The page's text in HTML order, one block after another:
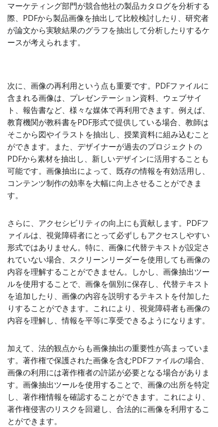
マーケティング部門が競合他社の製品カタログを分析する
際、PDFから製品画像を抽出して比較検討したり、研究者
が論文から実験結果のグラフを抽出して分析したりするケ
ースが考えられます。
次に、画像の再利用という点も重要です。PDFファイルに
含まれる画像は、プレゼンテーション資料、ウェブサイ
ト、報告書など、様々な媒体で再利用できます。例えば、
教育機関が教科書をPDF形式で提供している場合、教師は
そこから図やイラストを抽出し、授業資料に組み込むこと
ができます。また、デザイナーが過去のプロジェクトの
PDFから素材を抽出し、新しいデザインに活用することも
可能です。画像抽出によって、既存の情報を有効活用し、
コンテンツ制作の効率を大幅に向上させることができま
す。
さらに、アクセシビリティの向上にも貢献します。PDFフ
ァイルは、視覚障碍者にとって必ずしもアクセスしやすい
形式ではありません。特に、画像に代替テキストが設定さ
れていない場合、スクリーンリーダーを使用しても画像の
内容を理解することができません。しかし、画像抽出ツー
ルを使用することで、画像を個別に保存し、代替テキスト
を追加したり、画像の内容を説明するテキストを付加した
りすることができます。これにより、視覚障碍者も画像の
内容を理解し、情報を平等に享受できるようになります。
加えて、法的観点からも画像抽出の重要性が高まっていま
す。著作権で保護された画像を含むPDFファイルの場合、
画像の利用には著作権者の許諾が必要となる場合がありま
す。画像抽出ツールを使用することで、画像の出所を特定
し、著作権情報を確認することができます。これにより、
著作権侵害のリスクを回避し、合法的に画像を利用するこ
とができます。